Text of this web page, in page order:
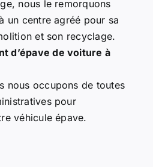
nous le remorquons
un centre agréé pour sa
et son recyclage.
d’épave de voiture à
nous occupons de toutes
pour
véhicule épave.